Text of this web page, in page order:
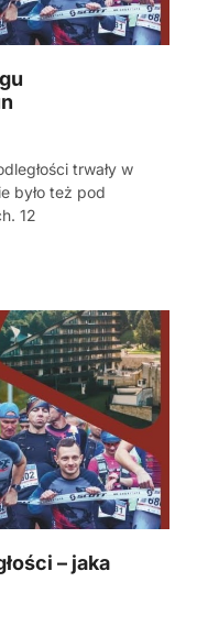
trwały w
było też pod
12
– jaka